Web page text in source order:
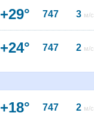
+29° 747 3 м/с
+24° 747 2 м/с
+18° 747 2 м/с